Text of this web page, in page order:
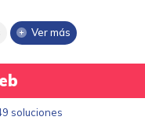
Ver más
soluciones